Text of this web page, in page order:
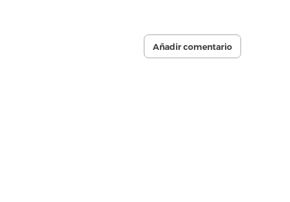
Añadir comentario